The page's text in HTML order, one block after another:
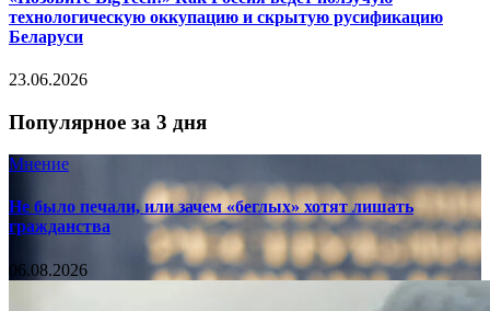
технологическую оккупацию и скрытую русификацию
Беларуси
23.06.2026
Популярное за 3 дня
Мнение
Не было печали, или зачем «беглых» хотят лишать
гражданства
06.08.2026